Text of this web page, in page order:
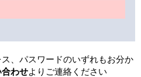
、パスワードのいずれもお分か
わせよりご連絡ください